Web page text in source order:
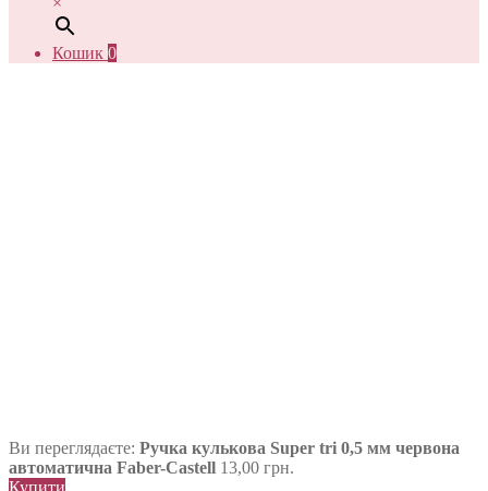
Кошик 0
Ви переглядаєте: Ручка кулькова Super tri 0,5 мм червона
автоматична Faber-Castell 13,00 грн.